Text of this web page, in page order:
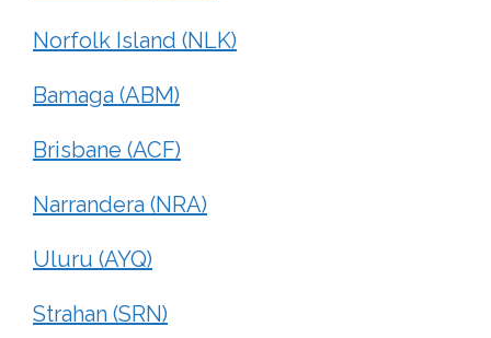
Norfolk Island (NLK)
Bamaga (ABM)
Brisbane (ACF)
Narrandera (NRA)
Uluru (AYQ)
Strahan (SRN)